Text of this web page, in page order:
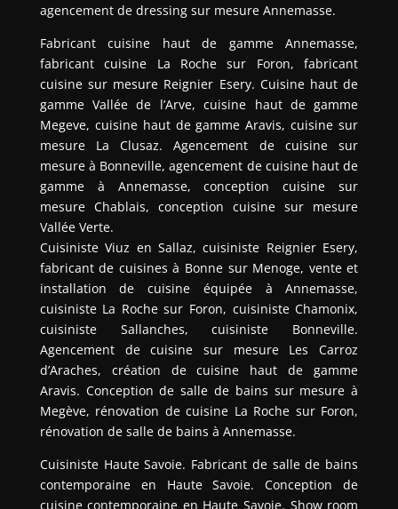
agencement de dressing sur mesure Annemasse.
Fabricant cuisine haut de gamme Annemasse,
fabricant cuisine La Roche sur Foron, fabricant
cuisine sur mesure Reignier Esery. Cuisine haut de
gamme Vallée de l’Arve, cuisine haut de gamme
Megeve, cuisine haut de gamme Aravis, cuisine sur
mesure La Clusaz. Agencement de cuisine sur
mesure à Bonneville, agencement de cuisine haut de
gamme à Annemasse, conception cuisine sur
mesure Chablais, conception cuisine sur mesure
Vallée Verte.
Cuisiniste Viuz en Sallaz, cuisiniste Reignier Esery,
fabricant de cuisines à Bonne sur Menoge, vente et
installation de cuisine équipée à Annemasse,
cuisiniste La Roche sur Foron, cuisiniste Chamonix,
cuisiniste Sallanches, cuisiniste Bonneville.
Agencement de cuisine sur mesure Les Carroz
d’Araches, création de cuisine haut de gamme
Aravis. Conception de salle de bains sur mesure à
Megève, rénovation de cuisine La Roche sur Foron,
rénovation de salle de bains à Annemasse.
Cuisiniste Haute Savoie. Fabricant de salle de bains
contemporaine en Haute Savoie. Conception de
cuisine contemporaine en Haute Savoie. Show room